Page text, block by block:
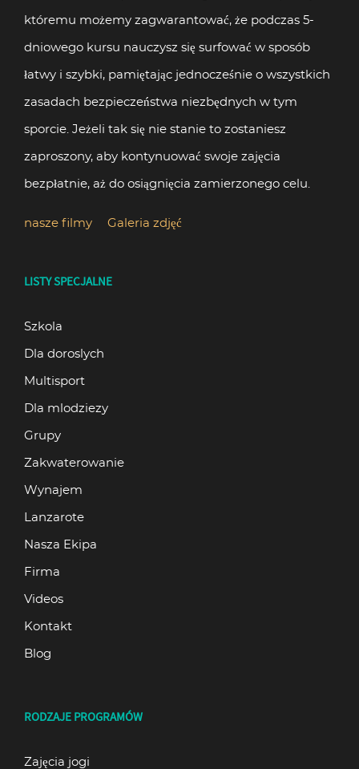
któremu możemy zagwarantować, że podczas 5-
dniowego kursu nauczysz się surfować w sposób
łatwy i szybki, pamiętając jednocześnie o wszystkich
zasadach bezpieczeństwa niezbędnych w tym
sporcie. Jeżeli tak się nie stanie to zostaniesz
zaproszony, aby kontynuować swoje zajęcia
bezpłatnie, aż do osiągnięcia zamierzonego celu.
nasze filmy Galeria zdjęć
LISTY SPECJALNE
Szkola
Dla doroslych
Multisport
Dla mlodziezy
Grupy
Zakwaterowanie
Wynajem
Lanzarote
Nasza Ekipa
Firma
Videos
Kontakt
Blog
RODZAJE PROGRAMÓW
Zajęcia jogi